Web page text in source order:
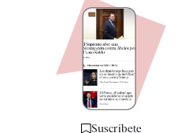
Suscríbete